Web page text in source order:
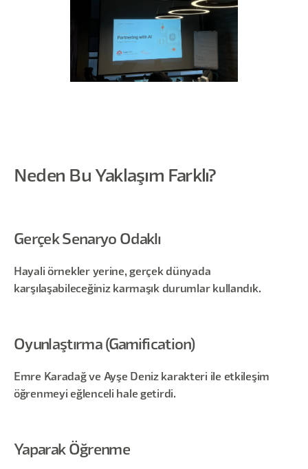
Neden Bu Yaklaşım Farklı?
Gerçek Senaryo Odaklı
Hayali örnekler yerine, gerçek dünyada
karşılaşabileceğiniz karmaşık durumlar kullandık.
Oyunlaştırma (Gamification)
Emre Karadağ ve Ayşe Deniz karakteri ile etkileşim
öğrenmeyi eğlenceli hale getirdi.
Yaparak Öğrenme